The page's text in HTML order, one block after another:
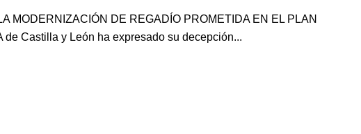
MODERNIZACIÓN DE REGADÍO PROMETIDA EN EL PLAN
de Castilla y León ha expresado su decepción...